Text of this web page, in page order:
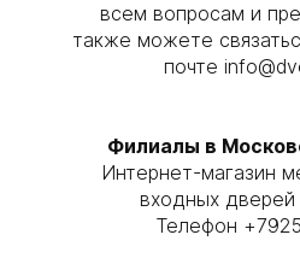
всем вопросам и
также можете
почте
Филиалы в
Интернет-магазин
входных дверей
Телефон